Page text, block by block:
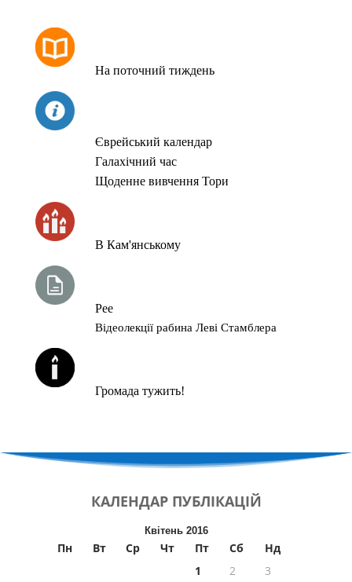
На поточний тиждень
Єврейський календар
Галахічний час
Щоденне вивчення Тори
В Кам'янському
Рее
Відеолекції рабина Леві Стамблера
Громада тужить!
КАЛЕНДАР ПУБЛІКАЦІЙ
Квітень 2016
Пн Вт Ср Чт Пт Сб
Нд
1
2
3